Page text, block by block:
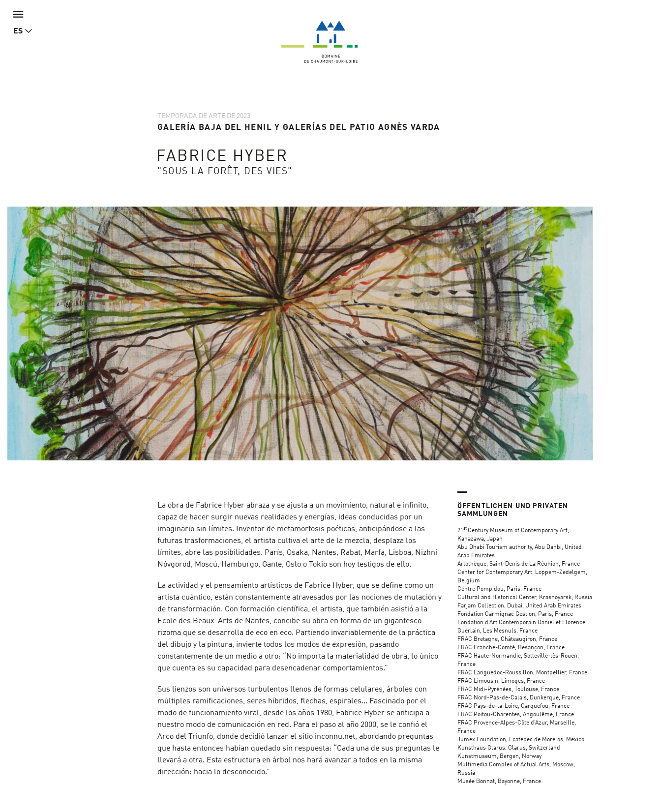
ES
TEMPORADA DE ARTE DE 2023
GALERÍA BAJA DEL HENIL Y GALERÍAS DEL PATIO AGNÈS VARDA
FABRICE HYBER
"SOUS LA FORÊT, DES VIES"
La obra de Fabrice Hyber abraza y se ajusta a un movimiento, natural e infinito,
capaz de hacer surgir nuevas realidades y energías, ideas conducidas por un
imaginario sin límites. Inventor de metamorfosis poéticas, anticipándose a las
futuras trasformaciones, el artista cultiva el arte de la mezcla, desplaza los
límites, abre las posibilidades. París, Osaka, Nantes, Rabat, Marfa, Lisboa, Nizhni
Nóvgorod, Moscú, Hamburgo, Gante, Oslo o Tokio son hoy testigos de ello.
La actividad y el pensamiento artísticos de Fabrice Hyber, que se define como un
artista cuántico, están constantemente atravesados por las nociones de mutación y
de transformación. Con formación científica, el artista, que también asistió a la
Ecole des Beaux-Arts de Nantes, concibe su obra en forma de un gigantesco
rizoma que se desarrolla de eco en eco. Partiendo invariablemente de la práctica
del dibujo y la pintura, invierte todos los modos de expresión, pasando
constantemente de un medio a otro: “No importa la materialidad de obra, lo único
que cuenta es su capacidad para desencadenar comportamientos.”
Sus lienzos son universos turbulentos llenos de formas celulares, árboles con
múltiples ramificaciones, seres híbridos, flechas, espirales... Fascinado por el
modo de funcionamiento viral, desde los años 1980, Fabrice Hyber se anticipa a
nuestro modo de comunicación en red. Para el paso al año 2000, se le confió el
Arco del Triunfo, donde decidió lanzar el sitio inconnu.net, abordando preguntas
que hasta entonces habían quedado sin respuesta: “Cada una de sus preguntas le
llevará a otra. Esta estructura en árbol nos hará avanzar a todos en la misma
dirección: hacia lo desconocido.”
ÖFFENTLICHEN UND PRIVATEN
SAMMLUNGEN
21 st Century Museum of Contemporary Art,
Kanazawa, Japan
Abu Dhabi Tourism authority, Abu Dahbi, United
Arab Emirates
Artothèque, Saint-Denis de La Réunion, France
Center for Contemporary Art, Loppem-Zedelgem,
Belgium
Centre Pompidou, Paris, France
Cultural and Historical Center, Krasnoyarsk, Russia
Farjam Collection, Dubai, United Arab Emirates
Fondation Carmignac Gestion, Paris, France
Fondation d’Art Contemporain Daniel et Florence
Guerlain, Les Mesnuls, France
FRAC Bretagne, Châteaugiron, France
FRAC Franche-Comté, Besançon, France
FRAC Haute-Normandie, Sotteville-lès-Rouen,
France
FRAC Languedoc-Roussillon, Montpellier, France
FRAC Limousin, Limoges, France
FRAC Midi-Pyrénées, Toulouse, France
FRAC Nord-Pas-de-Calais, Dunkerque, France
FRAC Pays-de-la-Loire, Carquefou, France
FRAC Poitou-Charentes, Angoulême, France
FRAC Provence-Alpes-Côte d’Azur, Marseille,
France
Jumex Foundation, Ecatepec de Morelos, Mexico
Kunsthaus Glarus, Glarus, Switzerland
Kunstmuseum, Bergen, Norway
Multimedia Complex of Actual Arts, Moscow,
Russia
Musée Bonnat, Bayonne, France